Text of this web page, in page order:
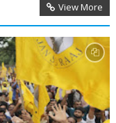
View More